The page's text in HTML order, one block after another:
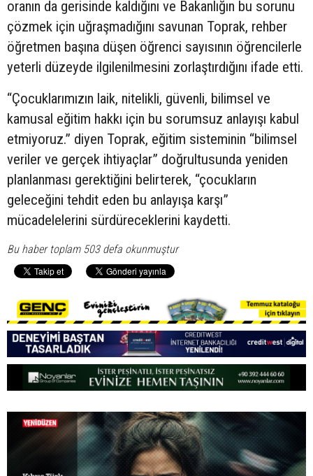
oranın da gerisinde kaldığını ve Bakanlığın bu sorunu
çözmek için uğraşmadığını savunan Toprak, rehber
öğretmen başına düşen öğrenci sayısının öğrencilerle
yeterli düzeyde ilgilenilmesini zorlaştırdığını ifade etti.
“Çocuklarımızın laik, nitelikli, güvenli, bilimsel ve
kamusal eğitim hakkı için bu sorumsuz anlayışı kabul
etmiyoruz.” diyen Toprak, eğitim sisteminin “bilimsel
veriler ve gerçek ihtiyaçlar” doğrultusunda yeniden
planlanması gerektiğini belirterek, “çocukların
geleceğini tehdit eden bu anlayışa karşı”
mücadelelerini sürdüreceklerini kaydetti.
Bu haber toplam 503 defa okunmuştur